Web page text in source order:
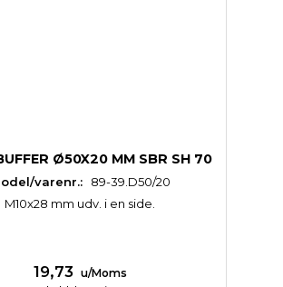
Ø50X20 MM SBR SH 70
varenr.:
89-39.D50/20
M10x28 mm udv. i en side.
19,73 u/Moms